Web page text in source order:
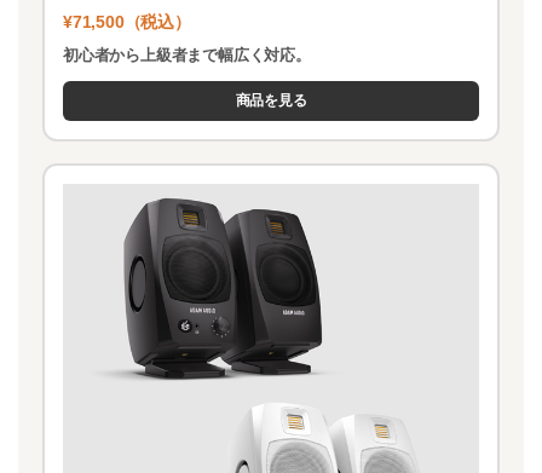
¥71,500（税込）
初心者から上級者まで幅広く対応。
商品を見る